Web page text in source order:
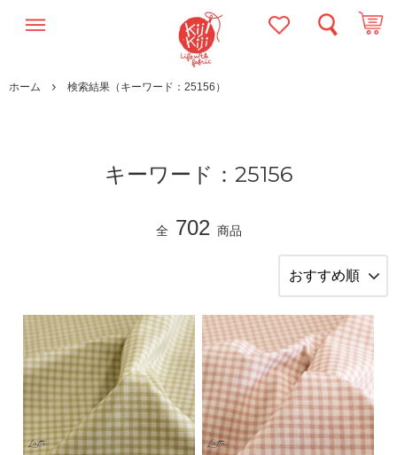
ホーム 検索結果（キーワード：25156）
キーワード：25156
全 702 商品